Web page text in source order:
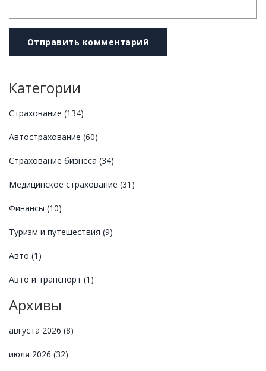
Отправить комментарий
Категории
Страхование (134)
Автострахование (60)
Страхование бизнеса (34)
Медицинское страхование (31)
Финансы (10)
Туризм и путешествия (9)
Авто (1)
Авто и транспорт (1)
Архивы
августа 2026 (8)
июля 2026 (32)